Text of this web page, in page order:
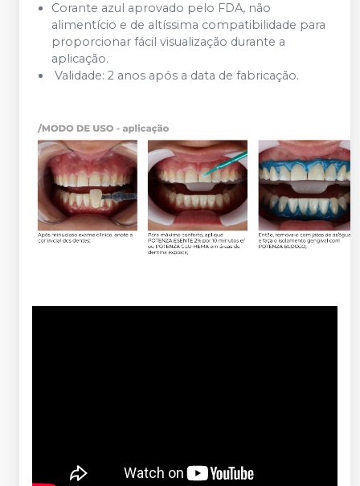
Corante azul aprovado pelo FDA, não
alimentício e de altíssima compatibilidade para
proporcionar fácil visualização durante a
aplicação.
Validade: 2 anos após a data de fabricação.